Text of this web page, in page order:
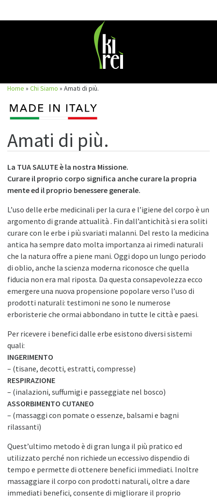
Home » Chi Siamo » Amati di più.
Amati di più.
La TUA SALUTE è la nostra Missione.
Curare il proprio corpo significa anche curare la propria
mente ed il proprio benessere generale.
L’uso delle erbe medicinali per la cura e l’igiene del corpo è un
argomento di grande attualità . Fin dall’antichità si era soliti
curare con le erbe i più svariati malanni. Del resto la medicina
antica ha sempre dato molta importanza ai rimedi naturali
che la natura offre a piene mani. Oggi dopo un lungo periodo
di oblio, anche la scienza moderna riconosce che quella
fiducia non era mal riposta. Da questa consapevolezza ecco
emergere una nuova propensione popolare verso l’uso di
prodotti naturali: testimoni ne sono le numerose
erboristerie che ormai abbondano in tutte le città e paesi.
Per ricevere i benefici dalle erbe esistono diversi sistemi
quali:
INGERIMENTO
– (tisane, decotti, estratti, compresse)
RESPIRAZIONE
– (inalazioni, suffumigi e passeggiate nel bosco)
ASSORBIMENTO CUTANEO
– (massaggi con pomate o essenze, balsami e bagni
rilassanti)
Quest’ultimo metodo è di gran lunga il più pratico ed
utilizzato perché non richiede un eccessivo dispendio di
tempo e permette di ottenere benefici immediati. Inoltre
massaggiare il corpo con prodotti naturali, oltre a dare
immediati benefici, consente di migliorare il proprio